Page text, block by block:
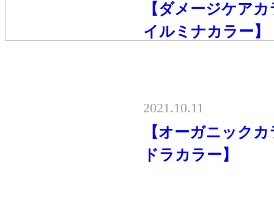
【ダメージケア
イルミナカラー】
2021.10.11
【オーガニック
ドラカラー】